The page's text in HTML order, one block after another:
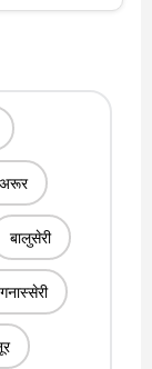
अरूर
बालुसेरी